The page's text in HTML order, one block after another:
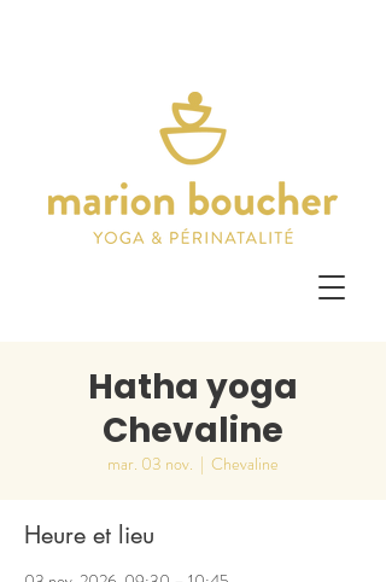
Hatha yoga
Chevaline
mar. 03 nov.
  |
Chevaline
Heure et lieu